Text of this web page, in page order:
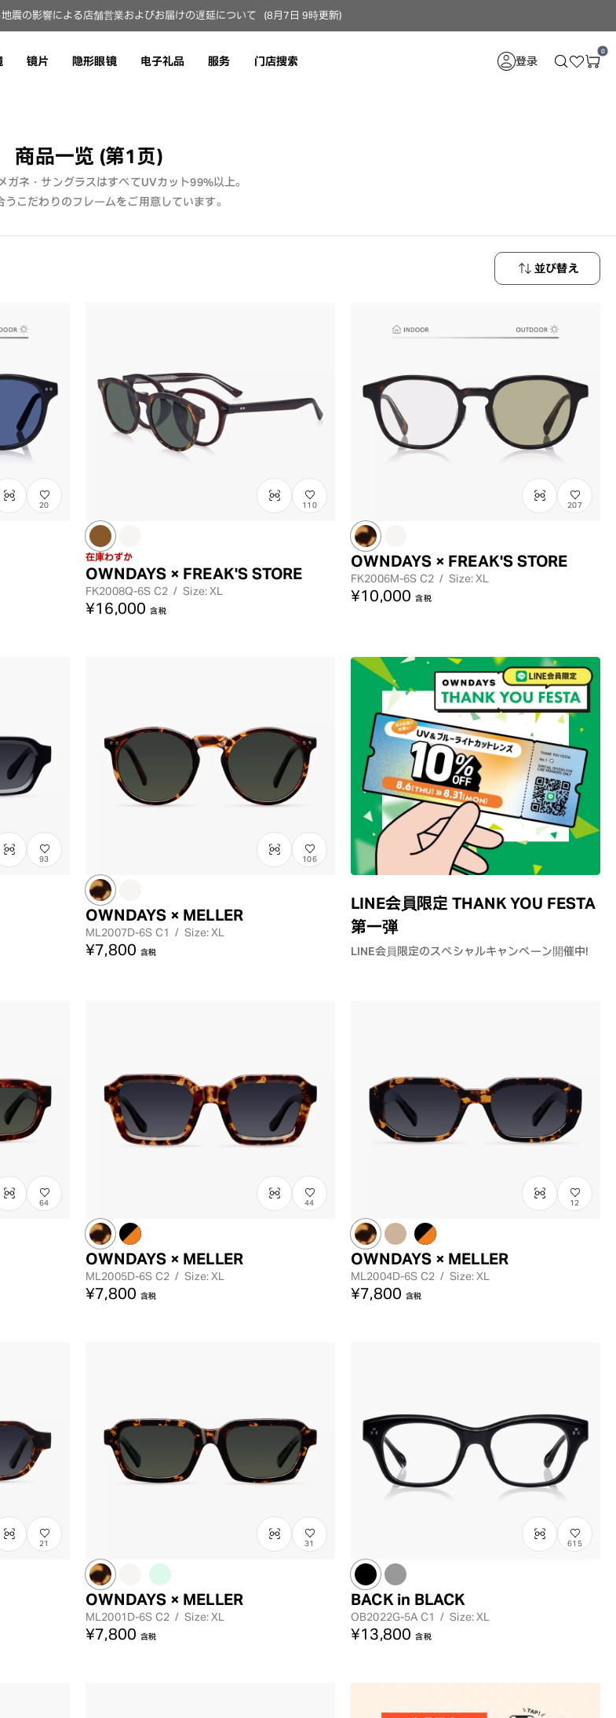
震の影響による店舗営業およびお届けの遅延について（8月7日 9時更新）
镜片 隐形眼镜 电子礼品 服务 门店搜索 登录
0
商品一览 (第1页)
ガネ・サングラスはすべてUVカット99%以上。
うこだわりのフレームをご用意しています。
並び替え
価格が安い
価格が高い
LINE会員限定 THANK YOU FESTA
第一弾
LINE会員限定のスペシャルキャンペーン開催中！
20 110
在庫わずか
OWNDAYS × FREAK'S STORE
FK2008Q-6S C2 / Size: XL
¥16,000 含税
207
OWNDAYS × FREAK'S STORE
FK2006M-6S C2 / Size: XL
¥10,000 含税
93 106
OWNDAYS × MELLER
ML2007D-6S C1 / Size: XL
¥7,800 含税
64 44
OWNDAYS × MELLER
ML2005D-6S C2 / Size: XL
¥7,800 含税
12
OWNDAYS × MELLER
ML2004D-6S C2 / Size: XL
¥7,800 含税
21 31
OWNDAYS × MELLER
ML2001D-6S C2 / Size: XL
¥7,800 含税
615
BACK in BLACK
OB2022G-5A C1 / Size: XL
¥13,800 含税